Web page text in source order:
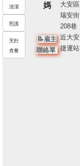
清潔
照護
烹飪
煮餐
媽
📝雇主
聯絡單
大安區
瑞安街
208巷
近大安
捷運站